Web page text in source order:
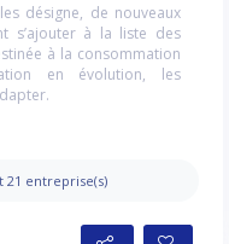
désigne, de nouveaux
s’ajouter à la liste des
à la consommation
en évolution, les
21 entreprise(s)